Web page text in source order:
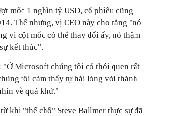
mốc 1 nghìn tỷ USD, cổ phiếu cũng
Thế nhưng, vị CEO này cho rằng "nó
vì cột mốc có thể thay đổi ấy, nó thậm
kết thúc".
Microsoft chúng tôi có thói quen rất
tôi cảm thấy tự hài lòng với thành
về quá khứ."
khi "thế chỗ" Steve Ballmer thực sự đã